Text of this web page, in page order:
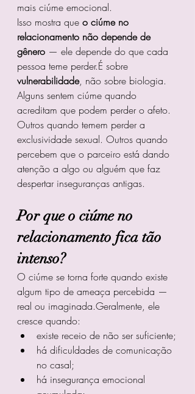
mais ciúme emocional.
Isso mostra que o ciúme no
relacionamento não depende de
gênero — ele depende do que cada
pessoa teme perder.É sobre
vulnerabilidade, não sobre biologia.
Alguns sentem ciúme quando
acreditam que podem perder o afeto.
Outros quando temem perder a
exclusividade sexual. Outros quando
percebem que o parceiro está dando
atenção a algo ou alguém que faz
despertar inseguranças antigas.
Por que o ciúme no
relacionamento fica tão
intenso?
O ciúme se torna forte quando existe
algum tipo de ameaça percebida —
real ou imaginada.Geralmente, ele
cresce quando:
existe receio de não ser suficiente;
há dificuldades de comunicação
no casal;
há insegurança emocional